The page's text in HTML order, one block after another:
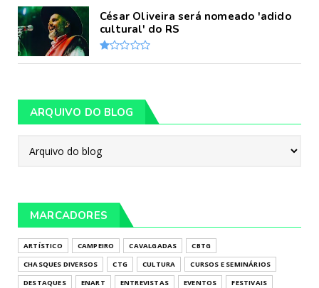
César Oliveira será nomeado 'adido
cultural' do RS
ARQUIVO DO BLOG
MARCADORES
ARTÍSTICO CAMPEIRO CAVALGADAS
CBTG
CHASQUES DIVERSOS
CTG CULTURA
CURSOS E SEMINÁRIOS
DESTAQUES
ENART ENTREVISTAS EVENTOS
FESTIVAIS